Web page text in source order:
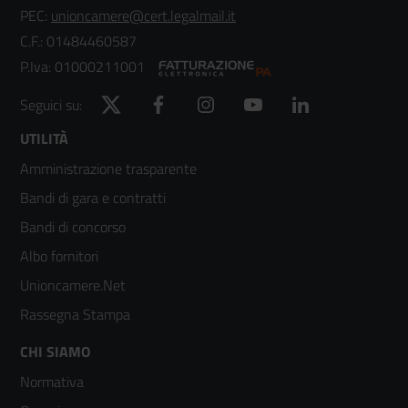
PEC: unioncamere@cert.legalmail.it
C.F.: 01484460587
P.Iva: 01000211001
Seguici su:
Twitter Facebook Instagram YouTube
Footer
menù
colonna
2
UTILITÀ
Amministrazione trasparente
Bandi di gara e contratti
Bandi di concorso
Albo fornitori
Unioncamere.Net
Rassegna Stampa
Footer
menù
CHI SIAMO
Normativa